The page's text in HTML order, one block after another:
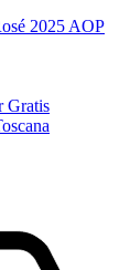
2025 AOP
Gratis